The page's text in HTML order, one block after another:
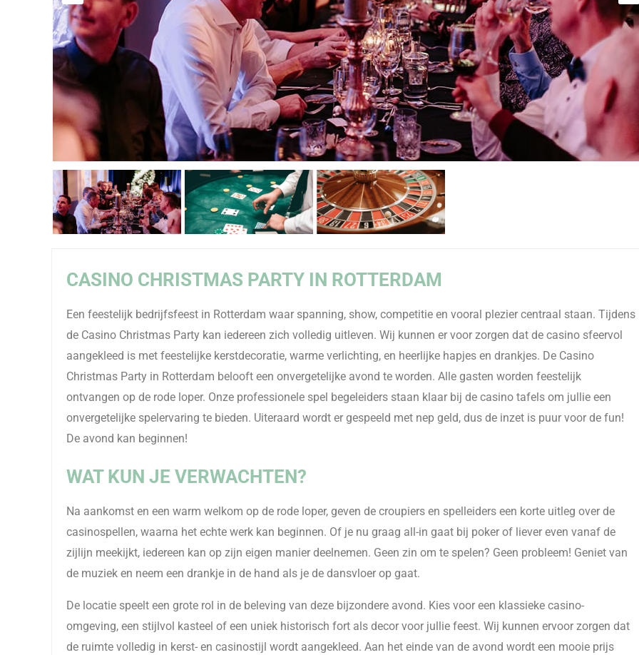
CASINO CHRISTMAS PARTY IN ROTTERDAM
Een feestelijk bedrijfsfeest in Rotterdam waar spanning, show, competitie en vooral plezier centraal staan. Tijdens
de Casino Christmas Party kan iedereen zich volledig uitleven. Wij kunnen er voor zorgen dat de casino sfeervol
aangekleed is met feestelijke kerstdecoratie, warme verlichting, en heerlijke hapjes en drankjes. De Casino
Christmas Party in Rotterdam belooft een onvergetelijke avond te worden. Alle gasten worden feestelijk
ontvangen op de rode loper. Onze professionele spel begeleiders staan klaar bij de casino tafels om jullie een
onvergetelijke spelervaring te bieden. Uiteraard wordt er gespeeld met nep geld, dus de inzet is puur voor de fun!
De avond kan beginnen!
WAT KUN JE VERWACHTEN?
Na aankomst en een warm welkom op de rode loper, geven de croupiers en spelleiders een korte uitleg over de
casinospellen, waarna het echte werk kan beginnen. Of je nu graag all-in gaat bij poker of liever even vanaf de
zijlijn meekijkt, iedereen kan op zijn eigen manier deelnemen. Geen zin om te spelen? Geen probleem! Geniet van
de muziek en neem een drankje in de hand als je de dansvloer op gaat.
De locatie speelt een grote rol in de beleving van deze bijzondere avond. Kies voor een klassieke casino-
omgeving, een stijlvol kasteel of een uniek historisch fort als decor voor jullie feest. Wij kunnen ervoor zorgen dat
de ruimte volledig in kerst- en casinostijl wordt aangekleed. Aan het einde van de avond wordt een mooie prijs